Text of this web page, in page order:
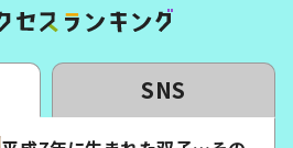
SNS